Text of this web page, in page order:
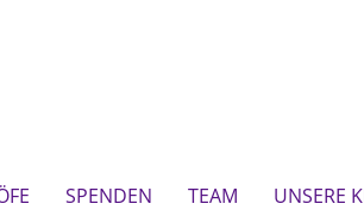
SPENDEN TEAM UNSERE